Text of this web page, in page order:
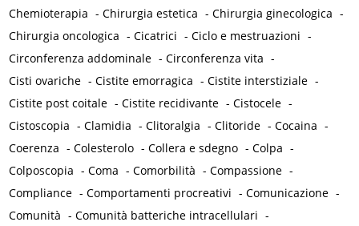
Chemioterapia -Chirurgia estetica -Chirurgia ginecologica -
Chirurgia oncologica -Cicatrici -Ciclo e mestruazioni -
Circonferenza addominale -Circonferenza vita -
Cisti ovariche -Cistite emorragica -Cistite interstiziale -
Cistite post coitale -Cistite recidivante -Cistocele -
Cistoscopia -Clamidia -Clitoralgia -Clitoride -Cocaina -
Coerenza -Colesterolo -Collera e sdegno -Colpa -
Colposcopia -Coma -Comorbilità -Compassione -
Compliance -Comportamenti procreativi -Comunicazione -
Comunità -Comunità batteriche intracellulari -